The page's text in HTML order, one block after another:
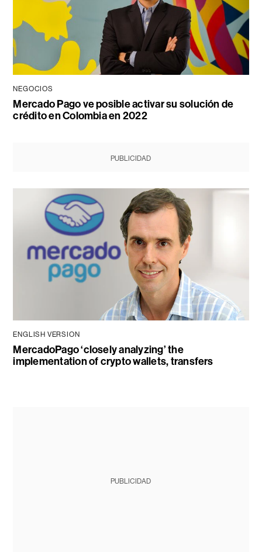
NEGOCIOS
Mercado Pago ve posible activar su solución de
crédito en Colombia en 2022
PUBLICIDAD
ENGLISH VERSION
MercadoPago ‘closely analyzing’ the
implementation of crypto wallets, transfers
PUBLICIDAD